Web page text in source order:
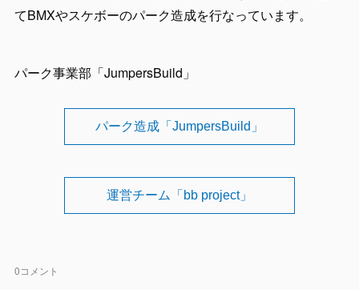
てBMXやスケボーのパーク造成を行なっています。
パーク事業部「JumpersBuild」
パーク造成「JumpersBuild」
運営チーム「bb project」
0コメント